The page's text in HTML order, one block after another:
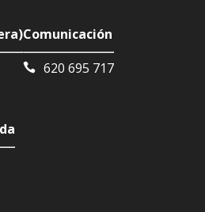
Comunicación
620 695 717